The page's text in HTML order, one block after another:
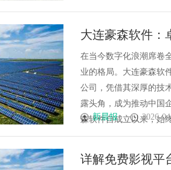
大连豪森软件：
在当今数字化浪潮席卷
业的格局。大连豪森软
公司，凭借其深厚的技
露头角，成为推动中国
森软件自成立以来，始
新晨报 2026-
详解免费影视平
武汉配眼镜 上海配眼镜